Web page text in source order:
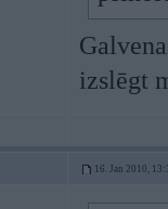
izslēgt
16. Jan 2010,